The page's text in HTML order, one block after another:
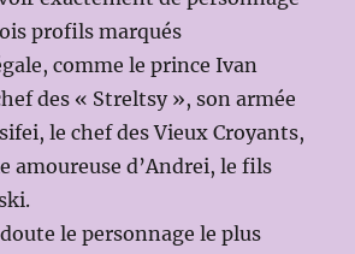
profils marqués
comme le prince Ivan
des « Streltsy », son armée
le chef des Vieux Croyants,
amoureuse d’Andrei, le fils
le personnage le plus